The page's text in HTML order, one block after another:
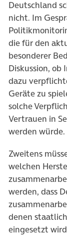
Deutschland
nicht. Im
die für den
besonderer
Diskussion,
dazu
Geräte zu
solche
Vertrauen in
werden würde.
Zweitens
welchen
werden, dass
denen
eingesetzt